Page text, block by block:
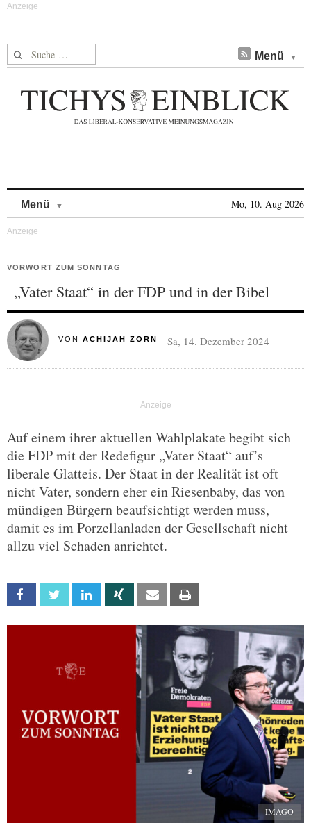
Suche nach: Menü
Menü Mo, 10. Aug 2026
VORWORT ZUM SONNTAG
„Vater Staat“ in der FDP und in der Bibel
VON ACHIJAH ZORN Sa, 14. Dezember 2024
Auf einem ihrer aktuellen Wahlplakate begibt sich
die FDP mit der Redefigur „Vater Staat“ auf’s
liberale Glatteis. Der Staat in der Realität ist oft
nicht Vater, sondern eher ein Riesenbaby, das von
mündigen Bürgern beaufsichtigt werden muss,
damit es im Porzellanladen der Gesellschaft nicht
allzu viel Schaden anrichtet.
Facebook Twitter Linkedin Xing Email
IMAGO